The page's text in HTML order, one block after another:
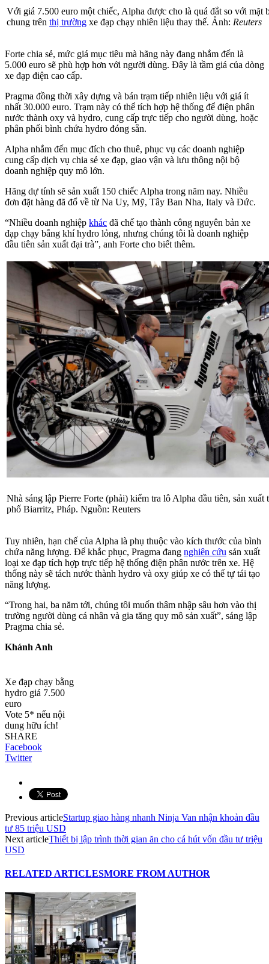
Với giá 7.500 euro một chiếc, Alpha được cho là quá đắt so với mặt
chung trên thị trường xe đạp chạy nhiên liệu thay thế. Ảnh: Reuters
Forte chia sẻ, mức giá mục tiêu mà hãng này đang nhắm đến là
5.000 euro sẽ phù hợp hơn với người dùng. Đây là tầm giá của dòng
xe đạp điện cao cấp.
Pragma đồng thời xây dựng và bán trạm tiếp nhiên liệu với giá ít
nhất 30.000 euro. Trạm này có thể tích hợp hệ thống để điện phân
nước thành oxy và hydro, cung cấp trực tiếp cho người dùng, hoặc
phân phối bình chứa hydro đóng sẵn.
Alpha nhắm đến mục đích cho thuê, phục vụ các doanh nghiệp
cung cấp dịch vụ chia sẻ xe đạp, giao vận và lưu thông nội bộ
doanh nghiệp quy mô lớn.
Hãng dự tính sẽ sản xuất 150 chiếc Alpha trong năm nay. Nhiều
đơn đặt hàng đã đổ về từ Na Uy, Mỹ, Tây Ban Nha, Italy và Đức.
“Nhiều doanh nghiệp khác đã chế tạo thành công nguyên bản xe
đạp chạy bằng khí hydro lỏng, nhưng chúng tôi là doanh nghiệp
đầu tiên sản xuất đại trà”, anh Forte cho biết thêm.
Nhà sáng lập Pierre Forte (phải) kiểm tra lô Alpha đầu tiên, sản xuất
phố Biarritz, Pháp. Nguồn: Reuters
Tuy nhiên, hạn chế của Alpha là phụ thuộc vào kích thước của bình
chứa năng lượng. Để khắc phục, Pragma đang nghiên cứu sản xuất
loại xe đạp tích hợp trực tiếp hệ thống điện phân nước trên xe. Hệ
thống này sẽ tách nước thành hydro và oxy giúp xe có thể tự tái tạo
năng lượng.
“Trong hai, ba năm tới, chúng tôi muốn thâm nhập sâu hơn vào thị
trường người dùng cá nhân và gia tăng quy mô sản xuất”, sáng lập
Pragma chia sẻ.
Khánh Anh
Xe đạp chạy bằng
hydro giá 7.500
euro
Vote 5* nếu nội
dung hữu ích!
SHARE
Facebook
Twitter
Previous articleStartup giao hàng nhanh Ninja Van nhận khoản đầu
tư 85 triệu USD
Next articleThiết bị lập trình thời gian ăn cho cá hút vốn đầu tư triệu
USD
RELATED ARTICLESMORE FROM AUTHOR